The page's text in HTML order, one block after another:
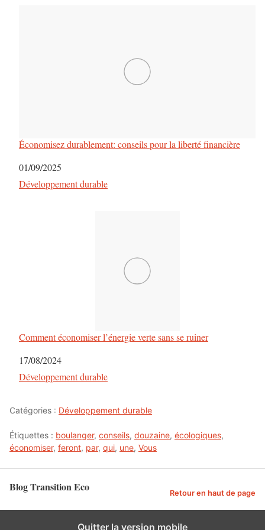
Économisez durablement: conseils pour la liberté financière
Date
01/09/2025
Par rapport à
Développement durable
Comment économiser l’énergie verte sans se ruiner
Date
17/08/2024
Par rapport à
Développement durable
Catégories : Développement durable
Étiquettes : boulanger, conseils, douzaine, écologiques,
économiser, feront, par, qui, une, Vous
Blog Transition Eco Retour en haut de page
Quitter la version mobile